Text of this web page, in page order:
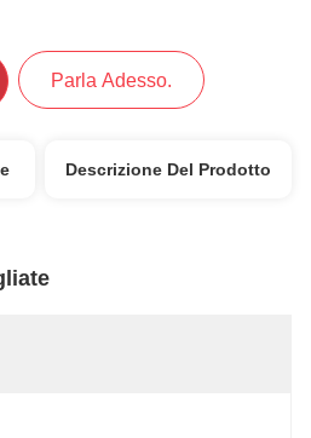
Parla Adesso.
Descrizione Del Prodotto